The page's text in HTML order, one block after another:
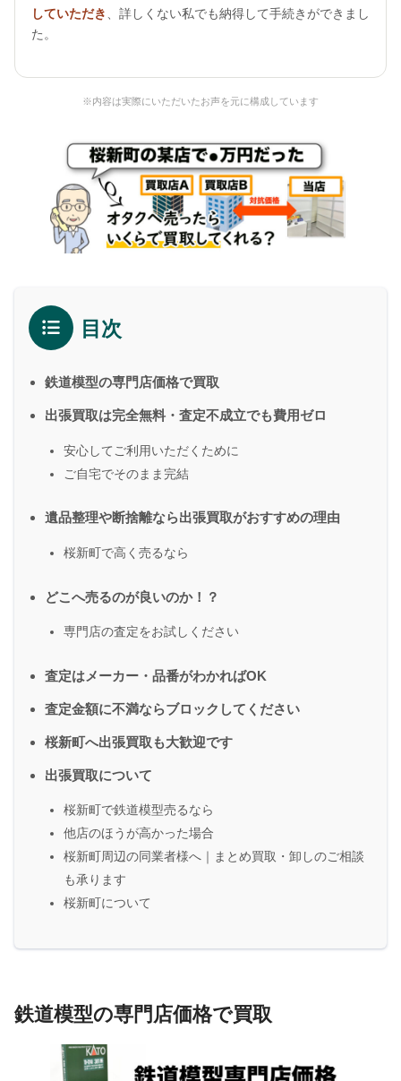
していただき 、詳しくない私でも納得して手続きができまし
た。
※内容は実際にいただいたお声を元に構成しています
目次
鉄道模型の専門店価格で買取
出張買取は完全無料・査定不成立でも費用ゼロ
安心してご利用いただくために
ご自宅でそのまま完結
遺品整理や断捨離なら出張買取がおすすめの理由
桜新町で高く売るなら
どこへ売るのが良いのか！？
専門店の査定をお試しください
査定はメーカー・品番がわかればOK
査定金額に不満ならブロックしてください
桜新町へ出張買取も大歓迎です
出張買取について
桜新町で鉄道模型売るなら
他店のほうが高かった場合
桜新町周辺の同業者様へ｜まとめ買取・卸しのご相談
も承ります
桜新町について
鉄道模型の専門店価格で買取